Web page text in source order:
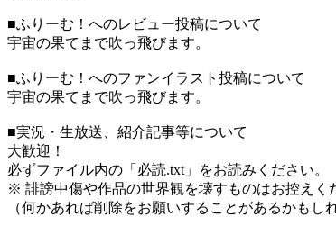
■ふりーむ！へのレビュー投稿について
宇宙の果てまで吹っ飛びます。
■ふりーむ！へのファンイラスト投稿について
宇宙の果てまで吹っ飛びます。
■実況・生放送、紹介記事等について
大歓迎！
必ずファイル内の「必読.txt」をお読みください。
※ 誹謗中傷や作品の世界観を壊すものはお控えく
（何かあれば削除をお願いすることがあるかもし